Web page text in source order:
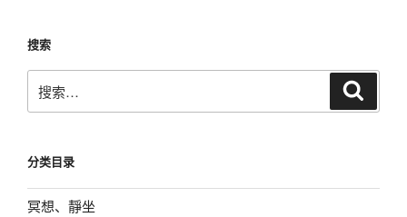
搜索
搜
索：
分类目录
冥想、靜坐